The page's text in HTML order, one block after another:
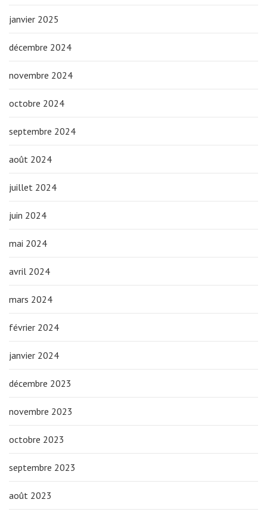
janvier 2025
décembre 2024
novembre 2024
octobre 2024
septembre 2024
août 2024
juillet 2024
juin 2024
mai 2024
avril 2024
mars 2024
février 2024
janvier 2024
décembre 2023
novembre 2023
octobre 2023
septembre 2023
août 2023